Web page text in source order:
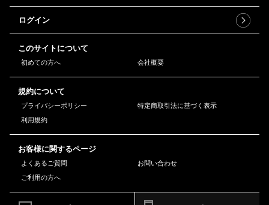
ログイン
このサイトについて
初めての方へ 会社概要
規約について
プライバシーポリシー
特定商取引法に基づく表示
利用規約
お客様に関するページ
よくあるご質問
お問い合わせ
ご利用の方へ